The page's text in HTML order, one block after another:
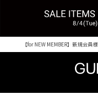
【for NEW MEMBER】新規